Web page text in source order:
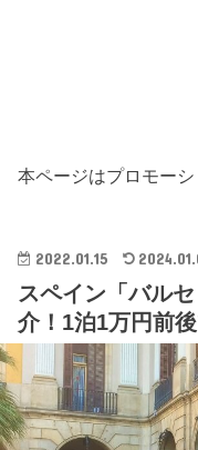
本ページはプロモーシ
2022.01.15
スペイン「バル
介！1泊1万円前